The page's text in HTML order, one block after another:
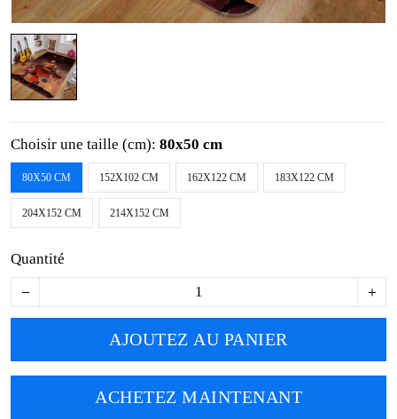
Choisir une taille (cm): 80x50 cm
80X50 CM 152X102 CM 162X122 CM 183X122 CM
204X152 CM 214X152 CM
Quantité
AJOUTEZ AU PANIER
ACHETEZ MAINTENANT